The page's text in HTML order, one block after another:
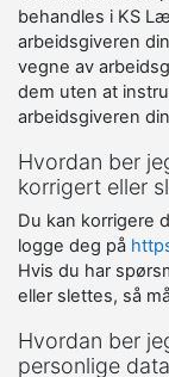
behandles i KS
arbeidsgiveren
vegne av
dem uten at
arbeidsgiveren
Hvordan ber
korrigert eller
Du kan korrigere
logge deg på
Hvis du har
eller slettes, så
Hvordan ber
personlige